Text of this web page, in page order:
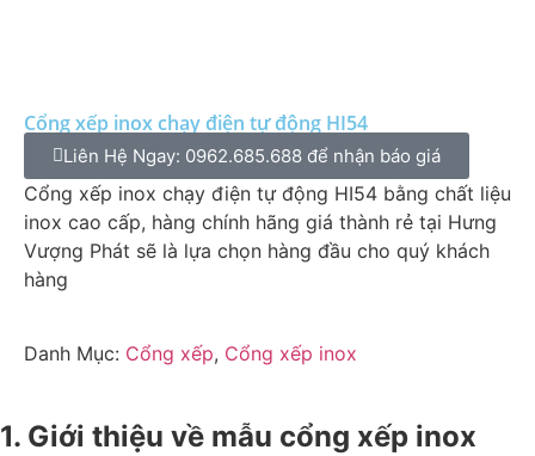
Cổng xếp inox chạy điện tự động HI54
Liên Hệ Ngay: 0962.685.688 để nhận báo giá
Cổng xếp inox chạy điện tự động HI54 bằng chất liệu
inox cao cấp, hàng chính hãng giá thành rẻ tại Hưng
Vượng Phát sẽ là lựa chọn hàng đầu cho quý khách
hàng
Danh Mục: Cổng xếp, Cổng xếp inox
1. Giới thiệu về mẫu cổng xếp inox